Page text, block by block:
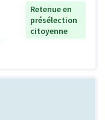
Retenue en
présélection
citoyenne